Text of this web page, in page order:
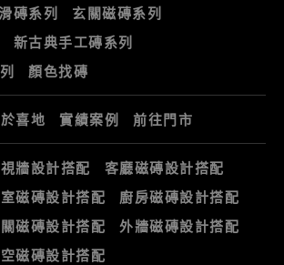
磚系列
玄關磁磚系列
新古典手工磚系列
顏色找磚
喜地 實績案例 前往門市
牆設計搭配
客廳磁磚設計搭配
磁磚設計搭配
廚房磁磚設計搭配
磁磚設計搭配
外牆磁磚設計搭配
磁磚設計搭配